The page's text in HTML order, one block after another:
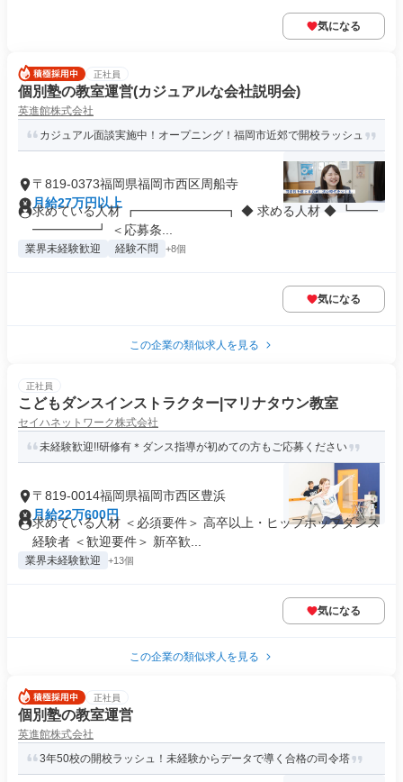
気になる
正社員
個別塾の教室運営(カジュアルな会社説明会)
英進館株式会社
カジュアル面談実施中！オープニング！福岡市近郊で開校ラッシュ
〒819-0373福岡県福岡市西区周船寺
月給27万円以上
求めている人材 ┏━━━━━━━┓ ◆ 求める人材 ◆ ┗━━
━━━━━┛ ＜応募条...
業界未経験歓迎 経験不問 +8個
気になる
この企業の類似求人を見る
正社員
こどもダンスインストラクター|マリナタウン教室
セイハネットワーク株式会社
未経験歓迎!!研修有＊ダンス指導が初めての方もご応募ください
〒819-0014福岡県福岡市西区豊浜
月給22万600円
求めている人材 ＜必須要件＞ 高卒以上・ヒップホップダンス
経験者 ＜歓迎要件＞ 新卒歓...
業界未経験歓迎 +13個
気になる
この企業の類似求人を見る
正社員
個別塾の教室運営
英進館株式会社
3年50校の開校ラッシュ！未経験からデータで導く合格の司令塔